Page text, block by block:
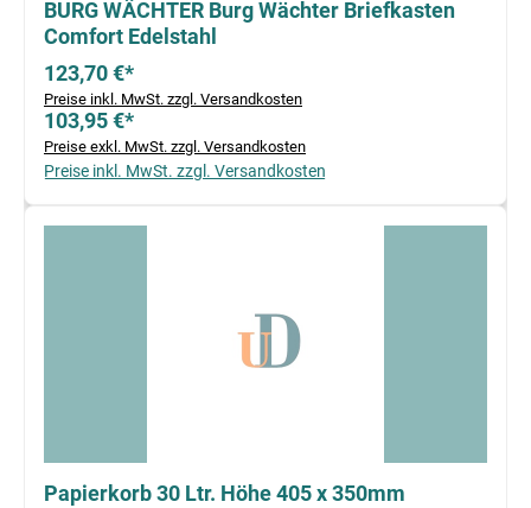
BURG WÄCHTER Burg Wächter Briefkasten
Comfort Edelstahl
123,70 €*
Preise inkl. MwSt. zzgl. Versandkosten
103,95 €*
Preise exkl. MwSt. zzgl. Versandkosten
Preise inkl. MwSt. zzgl. Versandkosten
Papierkorb 30 Ltr. Höhe 405 x 350mm